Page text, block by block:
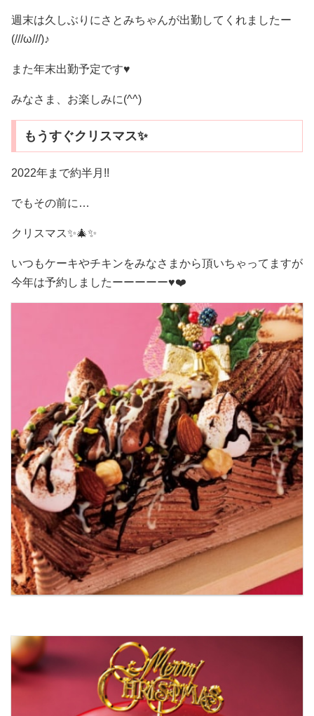
週末は久しぶりにさとみちゃんが出勤してくれましたー
(///ω///)♪
また年末出勤予定です♥️
みなさま、お楽しみに(^^)
もうすぐクリスマス✨
2022年まで約半月!!
でもその前に…
クリスマス✨🎄✨
いつもケーキやチキンをみなさまから頂いちゃってますが
今年は予約しましたーーーーー♥️❤️